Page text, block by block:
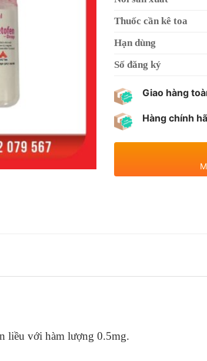
Thuốc cần kê toa
Hạn dùng
Số đăng ký
Giao hàng
Hàng chính
liều với hàm lượng 0.5mg.